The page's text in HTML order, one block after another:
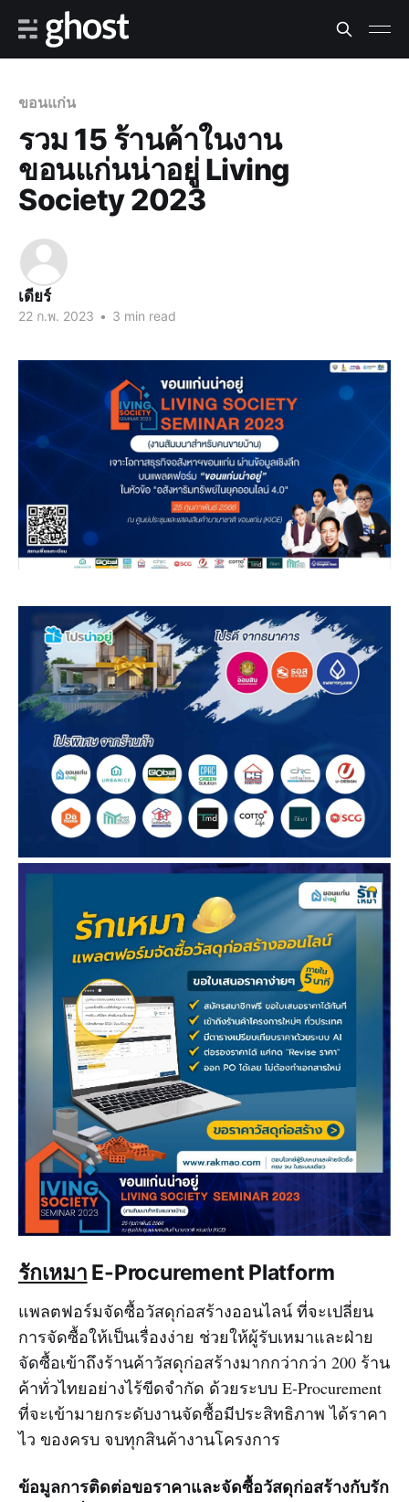
ขอนแก่น
รวม 15 ร้านค้าในงาน
ขอนแก่นน่าอยู่ Living
Society 2023
เดียร์
22 ก.พ. 2023 • 3 min read
รักเหมา E-Procurement Platform
แพลตฟอร์มจัดซื้อวัสดุก่อสร้างออนไลน์ ที่จะเปลี่ยน
การจัดซื้อให้เป็นเรื่องง่าย ช่วยให้ผู้รับเหมาและฝ่าย
จัดซื้อเข้าถึงร้านค้าวัสดุก่อสร้างมากกว่ากว่า 200 ร้าน
ค้าทั่วไทยอย่างไร้ขีดจำกัด ด้วยระบบ E-Procurement
ที่จะเข้ามายกระดับงานจัดซื้อมีประสิทธิภาพ ได้ราคา
ไว ของครบ จบทุกสินค้างานโครงการ
ข้อมูลการติดต่อขอราคาและจัดซื้อวัสดุก่อสร้างกับรัก